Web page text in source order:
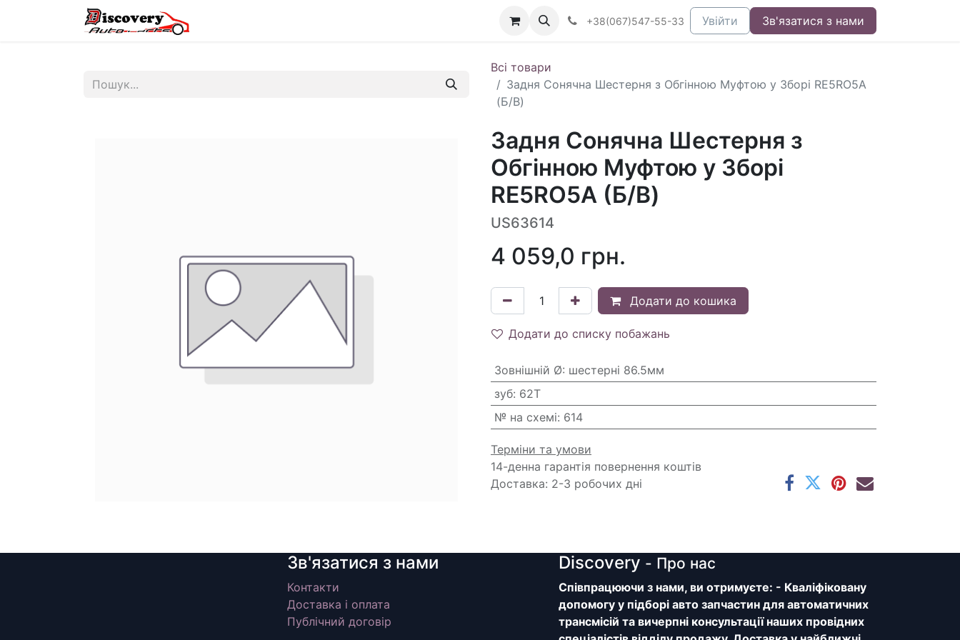
+38(067)547-55-33 Увійти Зв'язатися з нами
Всі товари
Задня Сонячна Шестерня з Обгінною Муфтою у Зборі RE5RO5A
(Б/В)
Задня Сонячна Шестерня з
Обгінною Муфтою у Зборі
RE5RO5A (Б/В)
US63614
4 059,0 грн.
Додати до кошика
Додати до списку побажань
Зовнішній Ø: шестерні 86.5мм
зуб: 62T
№ на схемі: 614
Терміни та умови
14-денна гарантія повернення коштів
Доставка: 2-3 робочих дні
Зв'язатися з нами
Контакти
Доставка і оплата
Публічний договір
Discovery - Про нас
Співпрацюючи з нами, ви отримуєте: - Кваліфіковану
допомогу у підборі авто запчастин для автоматичних
трансмісій та вичерпні консультації наших провідних